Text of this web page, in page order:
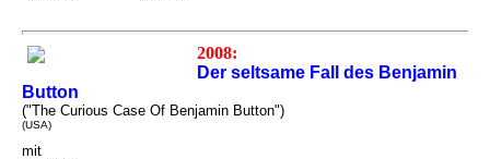
2008:
Der seltsame Fall des Benjamin
Button
("The Curious Case Of Benjamin Button")
(USA)
mit